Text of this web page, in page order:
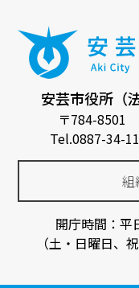
安芸市役所（
〒784-8501
Tel.0887-34-
組
開庁時間：平
（土・日曜日、